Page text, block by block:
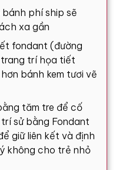
phí ship sẽ
xa gần
fondant (đường
trí họa tiết
bánh kem tươi vẽ
tăm tre để cố
sử bằng Fondant
giữ liên kết và định
không cho trẻ nhỏ